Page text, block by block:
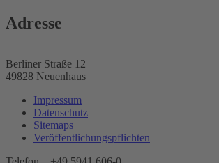
Adresse
Berliner Straße 12
49828 Neuenhaus
Impressum
Datenschutz
Sitemaps
Veröffentlichungspflichten